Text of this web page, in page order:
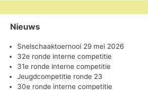
Nieuws
Snelschaaktoernooi 29 mei 2026
32e ronde interne competitie
31e ronde interne competitie
Jeugdcompetitie ronde 23
30e ronde interne competitie